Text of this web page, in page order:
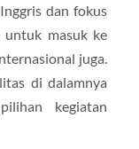
dan fokus
untuk masuk ke
juga.
di dalamnya
kegiatan